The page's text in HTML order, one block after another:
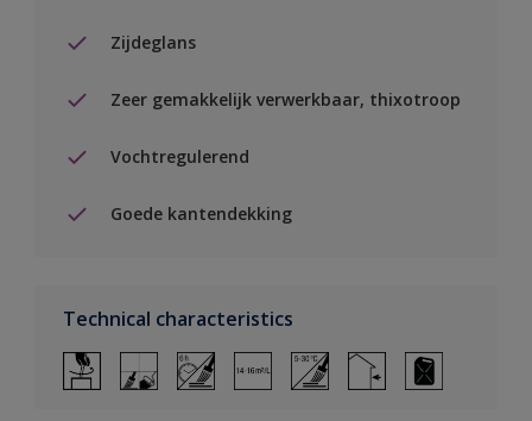
Zijdeglans
Zeer gemakkelijk verwerkbaar, thixotroop
Vochtregulerend
Goede kantendekking
Technical characteristics